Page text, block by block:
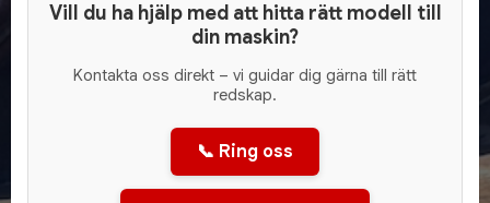
Vill du ha hjälp med att hitta rätt modell till
din maskin?
Kontakta oss direkt – vi guidar dig gärna till rätt
redskap.
📞 Ring oss